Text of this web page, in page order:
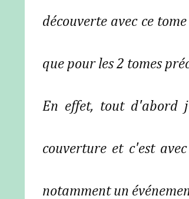
découverte avec ce
que pour les 2 tomes
En effet, tout d'abord
couverture et c'est
notamment un